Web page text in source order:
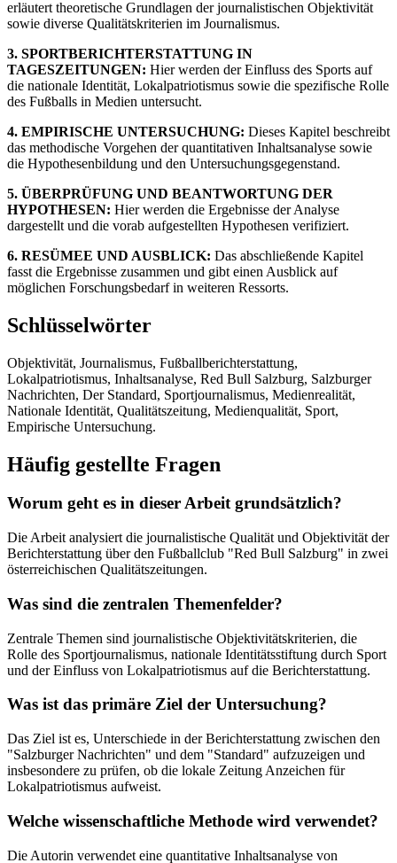
erläutert theoretische Grundlagen der journalistischen Objektivität
sowie diverse Qualitätskriterien im Journalismus.
3. SPORTBERICHTERSTATTUNG IN
TAGESZEITUNGEN: Hier werden der Einfluss des Sports auf
die nationale Identität, Lokalpatriotismus sowie die spezifische Rolle
des Fußballs in Medien untersucht.
4. EMPIRISCHE UNTERSUCHUNG: Dieses Kapitel beschreibt
das methodische Vorgehen der quantitativen Inhaltsanalyse sowie
die Hypothesenbildung und den Untersuchungsgegenstand.
5. ÜBERPRÜFUNG UND BEANTWORTUNG DER
HYPOTHESEN: Hier werden die Ergebnisse der Analyse
dargestellt und die vorab aufgestellten Hypothesen verifiziert.
6. RESÜMEE UND AUSBLICK: Das abschließende Kapitel
fasst die Ergebnisse zusammen und gibt einen Ausblick auf
möglichen Forschungsbedarf in weiteren Ressorts.
Schlüsselwörter
Objektivität, Journalismus, Fußballberichterstattung,
Lokalpatriotismus, Inhaltsanalyse, Red Bull Salzburg, Salzburger
Nachrichten, Der Standard, Sportjournalismus, Medienrealität,
Nationale Identität, Qualitätszeitung, Medienqualität, Sport,
Empirische Untersuchung.
Häufig gestellte Fragen
Worum geht es in dieser Arbeit grundsätzlich?
Die Arbeit analysiert die journalistische Qualität und Objektivität der
Berichterstattung über den Fußballclub "Red Bull Salzburg" in zwei
österreichischen Qualitätszeitungen.
Was sind die zentralen Themenfelder?
Zentrale Themen sind journalistische Objektivitätskriterien, die
Rolle des Sportjournalismus, nationale Identitätsstiftung durch Sport
und der Einfluss von Lokalpatriotismus auf die Berichterstattung.
Was ist das primäre Ziel der Untersuchung?
Das Ziel ist es, Unterschiede in der Berichterstattung zwischen den
"Salzburger Nachrichten" und dem "Standard" aufzuzeigen und
insbesondere zu prüfen, ob die lokale Zeitung Anzeichen für
Lokalpatriotismus aufweist.
Welche wissenschaftliche Methode wird verwendet?
Die Autorin verwendet eine quantitative Inhaltsanalyse von